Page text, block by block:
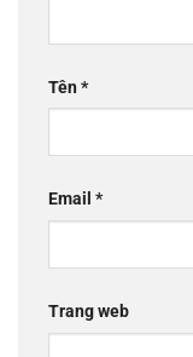
Tên*
Email *
Trang web